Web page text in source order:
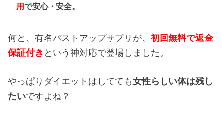
用で安心・安全。
何と、有名バストアップサプリが、初回無料で返金
保証付き という神対応で登場しました。
やっぱりダイエットはしてても女性らしい体は残し
たいですよね？